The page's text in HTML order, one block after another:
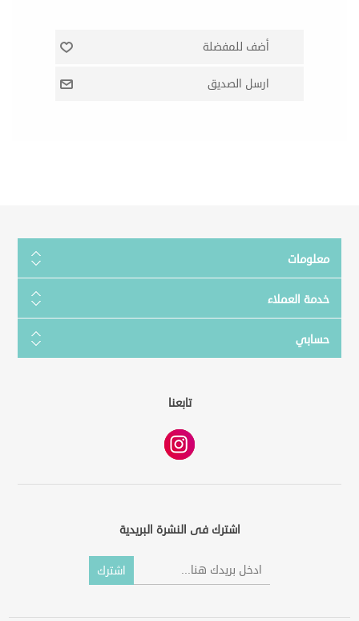
معلومات
خدمة العملاء
حسابي
تابعنا
اشترك فى النشرة البريدية